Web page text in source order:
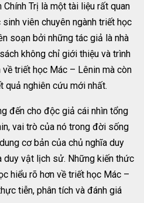
Trị là một tài liệu rất quan
viên chuyên ngành triết học
soạn bởi những tác giả là nhà
không chỉ giới thiệu và trình
triết học Mác – Lênin mà còn
quả nghiên cứu mới nhất.
đến cho độc giả cái nhìn tổng
vai trò của nó trong đời sống
cơ bản của chủ nghĩa duy
duy vật lịch sử. Những kiến thức
hiểu rõ hơn về triết học Mác –
tiễn, phân tích và đánh giá